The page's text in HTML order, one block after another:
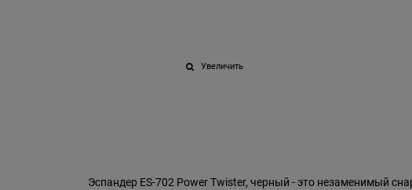
Увеличить
Эспандер ES-702 Power Twister, черный - это незаменимый